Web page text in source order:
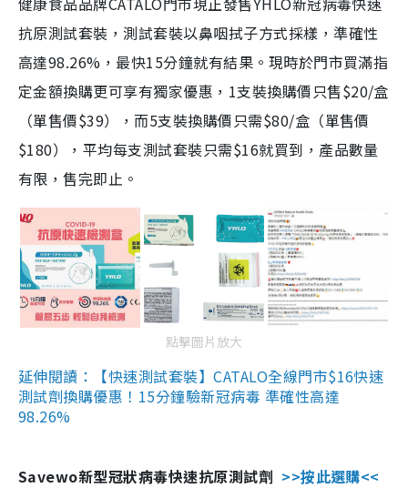
抗原測試套裝，測試套裝以鼻咽拭子方式採樣，準確性
高達98.26%，最快15分鐘就有結果。現時於門市買滿指
定金額換購更可享有獨家優惠，1支裝換購價只售$20/盒
（單售價$39），而5支裝換購價只需$80/盒（單售價
$180），平均每支測試套裝只需$16就買到，產品數量
有限，售完即止。
點擊圖片放大
延伸閱讀：【快速測試套裝】CATALO全線門市$16快速
測試劑換購優惠！15分鐘驗新冠病毒 準確性高達
98.26%
Savewo新型冠狀病毒快速抗原測試劑 >>按此選購<<